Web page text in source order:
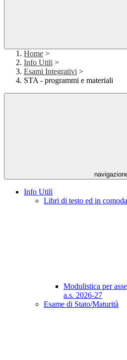
Home >
Info Utili >
Esami Integrativi >
STA - programmi e materiali
Info Utili
Libri di testo ed in
Modulistica per
a.s. 2026-27
Esame di Stato/Maturità